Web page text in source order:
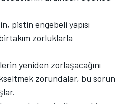
pistin engebeli yapısı
zorluklarla
yeniden zorlaşacağını
zorundalar, bu sorun